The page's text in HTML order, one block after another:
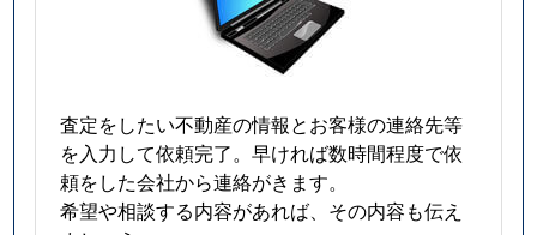
査定をしたい不動産の情報とお客様の連絡先等
を入力して依頼完了。早ければ数時間程度で依
頼をした会社から連絡がきます。
希望や相談する内容があれば、その内容も伝え